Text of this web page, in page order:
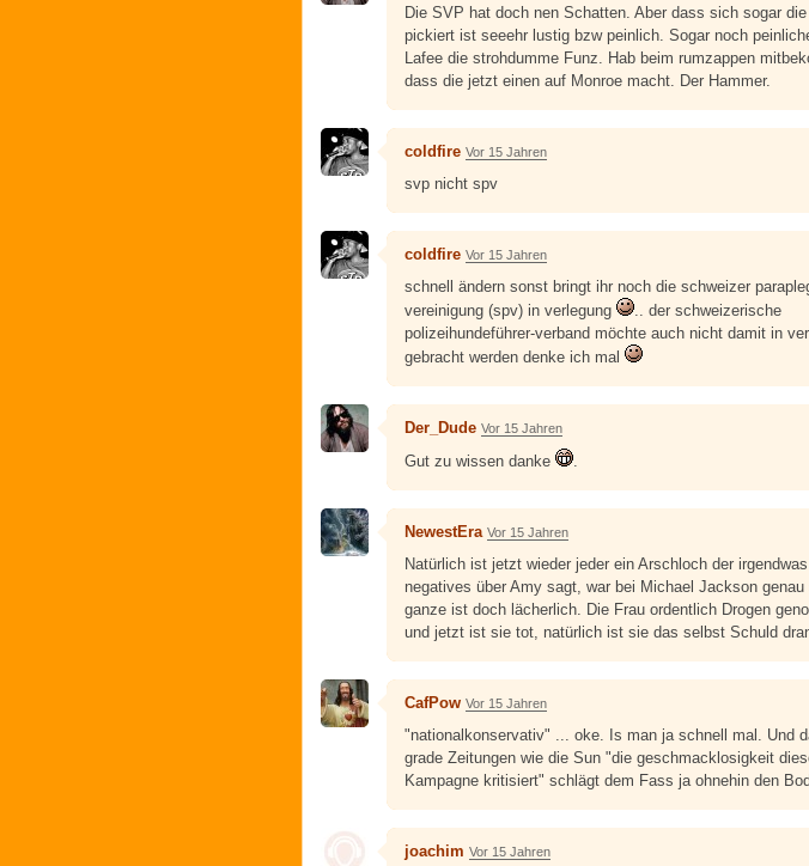
Die SVP hat doch nen Schatten. Aber dass sich sogar
pickiert ist seeehr lustig bzw peinlich. Sogar noch
Lafee die strohdumme Funz. Hab beim rumzappen
dass die jetzt einen auf Monroe macht. Der Hammer.
Alarm
coldfire Vor 15 Jahren
svp nicht spv
Alarm
coldfire Vor 15 Jahren
schnell ändern sonst bringt ihr noch die schweizer
vereinigung (spv) in verlegung
.. der schweizerische
polizeihundeführer-verband möchte auch nicht damit in
gebracht werden denke ich mal
Alarm
Der_Dude Vor 15 Jahren
Gut zu wissen danke
Alarm
NewestEra Vor 15 Jahren
Natürlich ist jetzt wieder jeder ein Arschloch der irgendwas
negatives über Amy sagt, war bei Michael Jackson genau
ganze ist doch lächerlich. Die Frau ordentlich Drogen
und jetzt ist sie tot, natürlich ist sie das selbst Schuld
Alarm
CafPow Vor 15 Jahren
"nationalkonservativ" ... oke. Is man ja schnell mal. Und
grade Zeitungen wie die Sun "die geschmacklosigkeit
Kampagne kritisiert" schlägt dem Fass ja ohnehin den
Alarm
joachim Vor 15 Jahren